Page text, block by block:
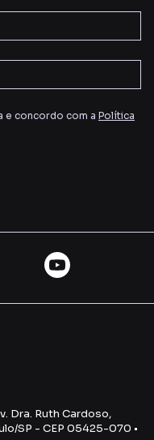
e concordo com a Política
Dra. Ruth Cardoso,
SP - CEP 05425-070 •